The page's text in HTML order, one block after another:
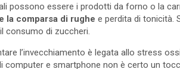
possono essere i prodotti da forno o la
la comparsa di rughe e perdita di tonicità.
consumo di zuccheri.
l’invecchiamento è legata allo stress
computer e smartphone non è certo un